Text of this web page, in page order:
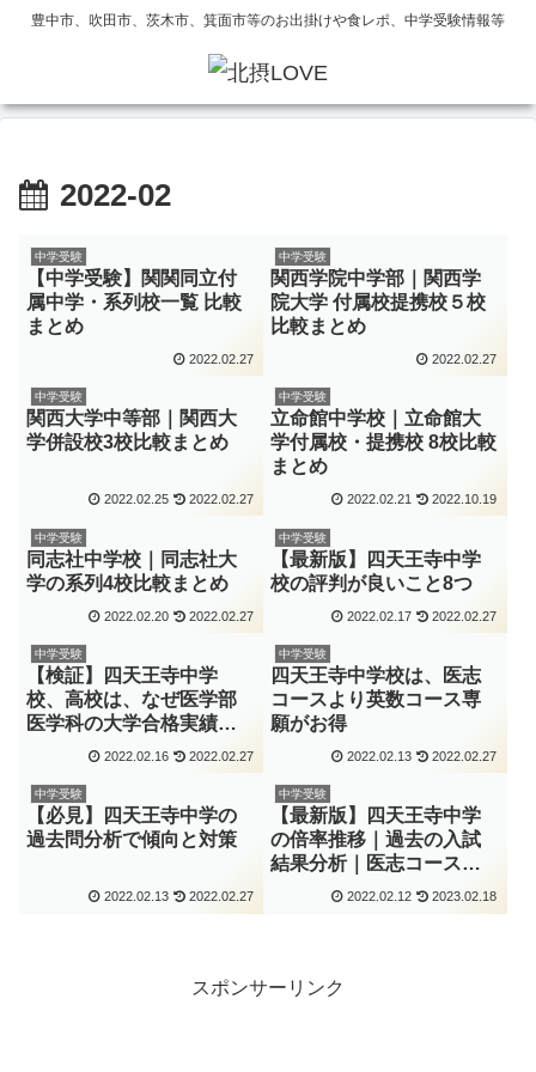
豊中市、吹田市、茨木市、箕面市等のお出掛けや食レポ、中学受験情報等
2022-02
中学受験
【中学受験】関関同立付
属中学・系列校一覧 比較
まとめ
2022.02.27
中学受験
関西学院中学部｜関西学
院大学 付属校提携校５校
比較まとめ
2022.02.27
中学受験
関西大学中等部｜関西大
学併設校3校比較まとめ
2022.02.25 2022.02.27
中学受験
立命館中学校｜立命館大
学付属校・提携校 8校比較
まとめ
2022.02.21 2022.10.19
中学受験
同志社中学校｜同志社大
学の系列4校比較まとめ
2022.02.20 2022.02.27
中学受験
【最新版】四天王寺中学
校の評判が良いこと8つ
2022.02.17 2022.02.27
中学受験
【検証】四天王寺中学
校、高校は、なぜ医学部
医学科の大学合格実績が
良いのか 2022.02.16 2022.02.27
中学受験
四天王寺中学校は、医志
コースより英数コース専
願がお得
2022.02.13 2022.02.27
中学受験
【必見】四天王寺中学の
過去問分析で傾向と対策
2022.02.13 2022.02.27
中学受験
【最新版】四天王寺中学
の倍率推移｜過去の入試
結果分析｜医志コースの
倍率推移2022.02.12 2023.02.18
スポンサーリンク